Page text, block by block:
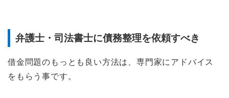
弁護士・司法書士に債務整理を依頼すべき
借金問題のもっとも良い方法は、専門家にアドバイス
をもらう事です。